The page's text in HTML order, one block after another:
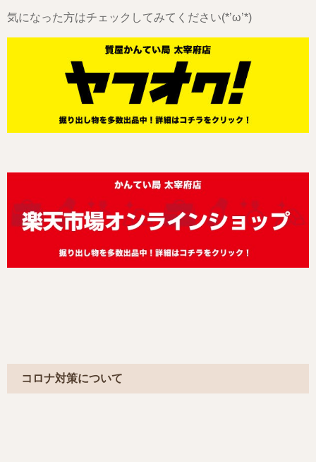
気になった方はチェックしてみてください(*’ω’*)
コロナ対策について